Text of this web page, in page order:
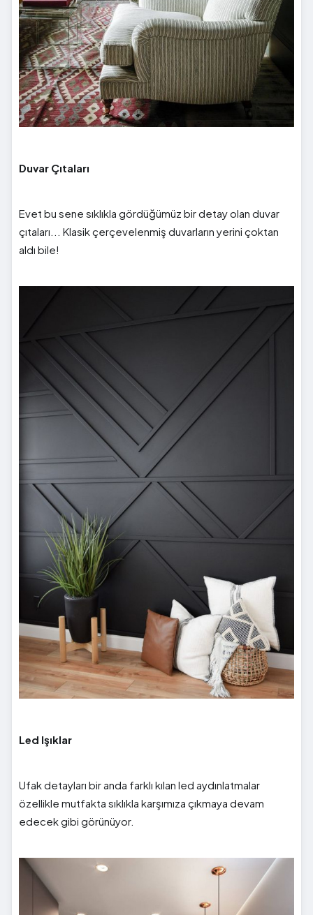
Duvar Çıtaları
Evet bu sene sıklıkla gördüğümüz bir detay olan duvar
çıtaları... Klasik çerçevelenmiş duvarların yerini çoktan
aldı bile!
Led Işıklar
Ufak detayları bir anda farklı kılan led aydınlatmalar
özellikle mutfakta sıklıkla karşımıza çıkmaya devam
edecek gibi görünüyor.